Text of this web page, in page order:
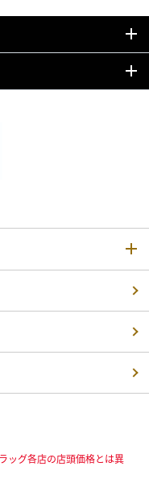
ッグ各店の店頭価格とは異